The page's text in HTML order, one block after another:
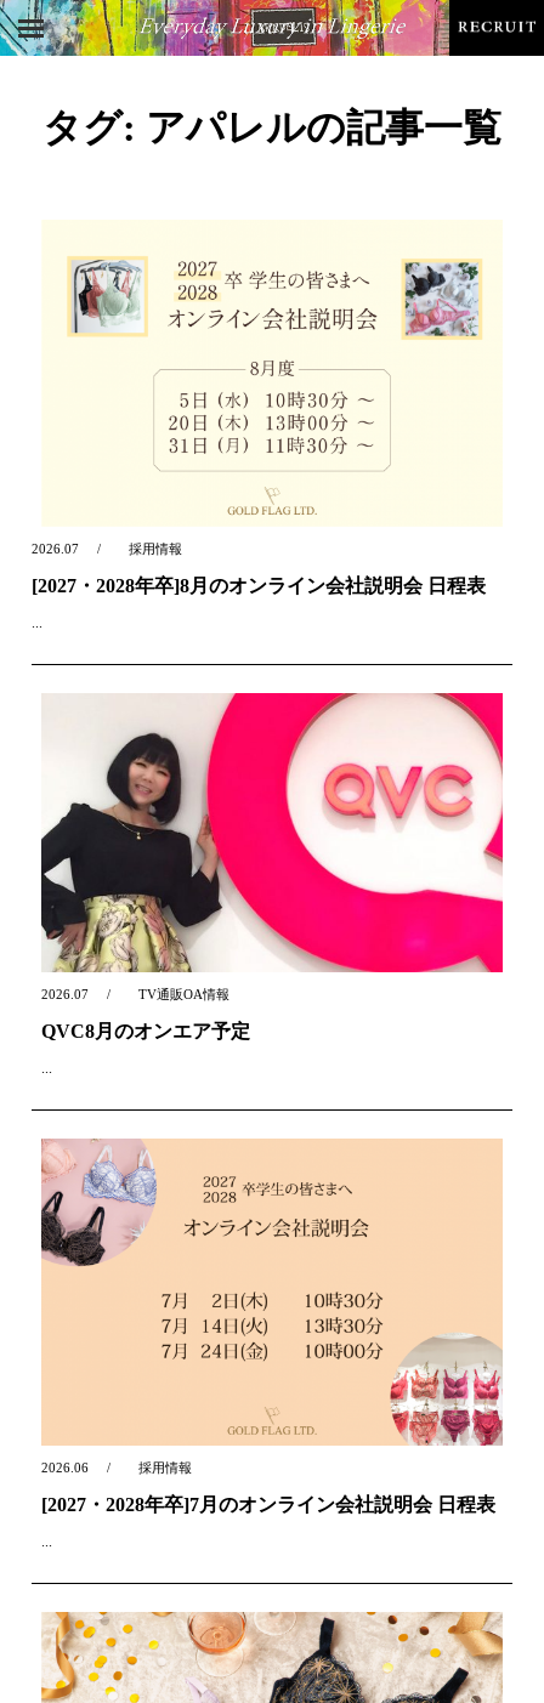
タグ: アパレルの記事一覧
2026.07 採用情報
[2027・2028年卒]8月のオンライン会社説明会 日程表
...
2026.07 TV通販OA情報
QVC8月のオンエア予定
...
2026.06 採用情報
[2027・2028年卒]7月のオンライン会社説明会 日程表
...